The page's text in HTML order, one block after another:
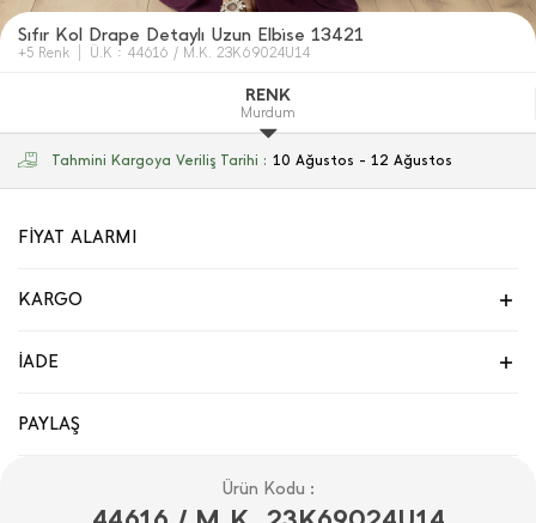
Sıfır Kol Drape Detaylı Uzun Elbi̇se 13421
+5 Renk Ü.K : 44616 / M.K. 23K69024U14
RENK
Murdum
Tahmini Kargoya Veriliş Tarihi : 10 Ağustos - 12 Ağustos
FİYAT ALARMI
KARGO
İADE
PAYLAŞ
Ürün Kodu :